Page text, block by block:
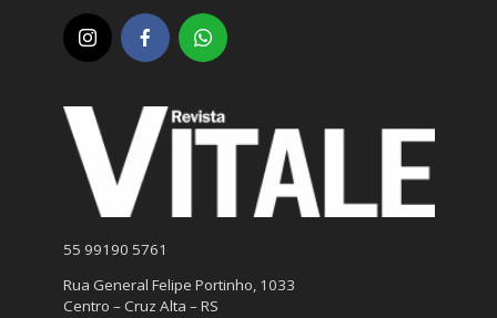
55 99190 5761
Rua General Felipe Portinho, 1033
Centro – Cruz Alta – RS